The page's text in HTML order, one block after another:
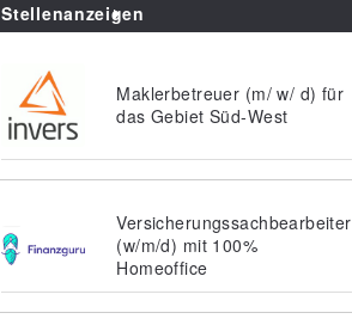
Stellenanzeigen
Maklerbetreuer (m/ w/ d) für
das Gebiet Süd-West
Versicherungssachbearbeiter
(w/m/d) mit 100%
Homeoffice